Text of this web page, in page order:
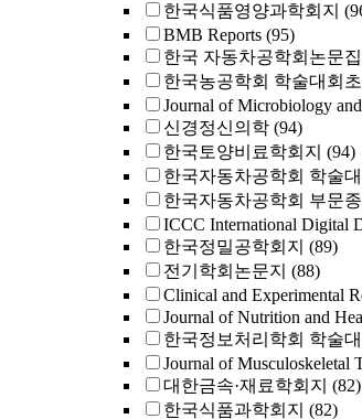
한국식품영양과학회지
BMB Reports (95)
한국 자동차공학회논문집
한국농공학회 학술대회
Journal of Microbiology
신경정신의학 (94)
한국토양비료학회지 (94)
한국자동차공학회 학술
한국자동차공학회 부문
ICCC International Digital
한국정밀공학회지 (89)
전기학회논문지 (88)
Clinical and Experimental
Journal of Nutrition and
한국정보처리학회 학술
Journal of Musculoskeletal
대한금속·재료학회지 (82)
한국식품과학회지 (82)